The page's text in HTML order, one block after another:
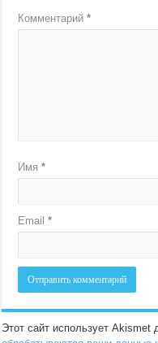
Комментарий*
Имя*
Email*
Этот сайт использует